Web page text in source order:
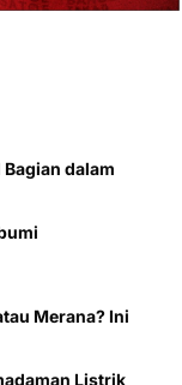
dalam
Merana? Ini
Listrik